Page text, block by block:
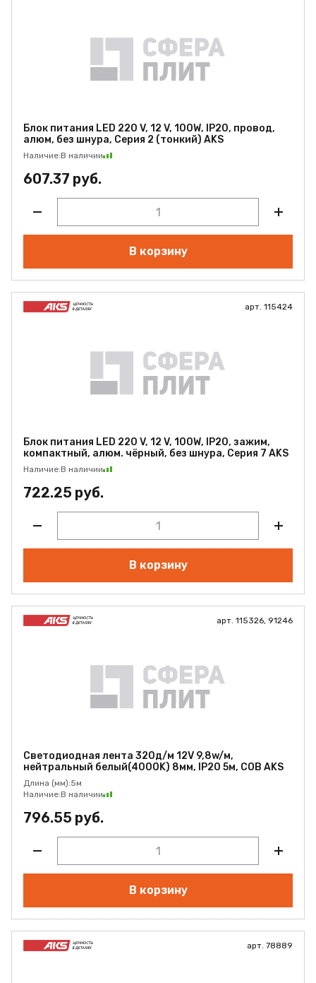
Блок питания LED 220 V, 12 V, 100W, IP20, провод,
алюм, без шнура, Серия 2 (тонкий) AKS
Наличие:В наличии
607.37 руб.
В корзину
арт. 115424
Блок питания LED 220 V, 12 V, 100W, IP20, зажим,
компактный, алюм. чёрный, без шнура, Серия 7 AKS
Наличие:В наличии
722.25 руб.
В корзину
арт. 115326, 91246
Светодиодная лента 320д/м 12V 9,8w/м,
нейтральный белый(4000K) 8мм, IP20 5м, COB AKS
Длина (мм):5м
Наличие:В наличии
796.55 руб.
В корзину
арт. 78889